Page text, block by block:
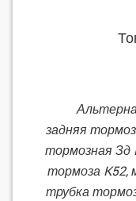
задняя
тормозная Зд
тормоза K52,
трубка